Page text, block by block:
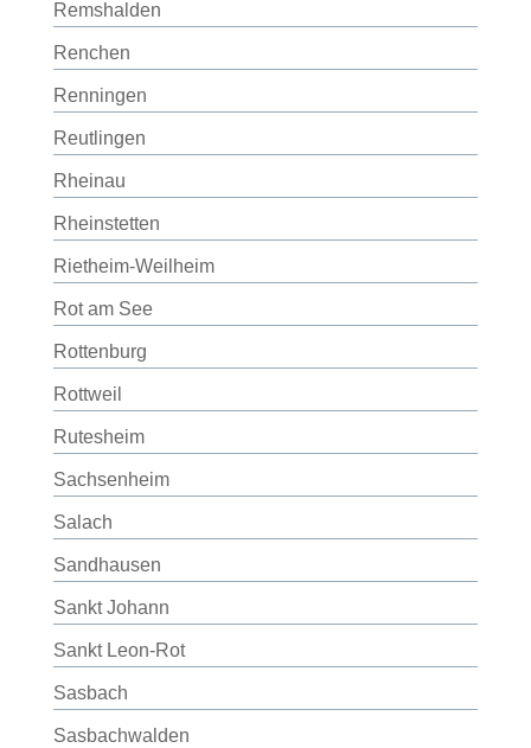
Remshalden
Renchen
Renningen
Reutlingen
Rheinau
Rheinstetten
Rietheim-Weilheim
Rot am See
Rottenburg
Rottweil
Rutesheim
Sachsenheim
Salach
Sandhausen
Sankt Johann
Sankt Leon-Rot
Sasbach
Sasbachwalden